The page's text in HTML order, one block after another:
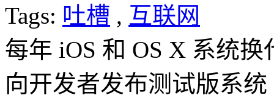
Tags: 吐槽 , 互联网
每年 iOS 和 OS X 系统
向开发者发布测试版系统